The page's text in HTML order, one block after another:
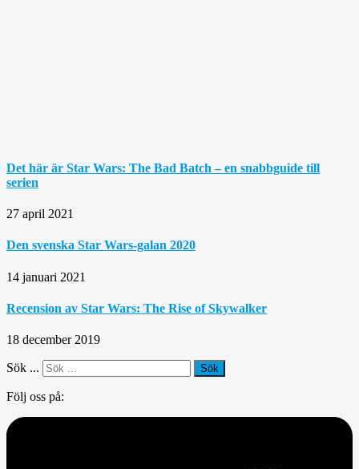
Det här är Star Wars: The Bad Batch – en snabbguide till
serien
27 april 2021
Den svenska Star Wars-galan 2020
14 januari 2021
Recension av Star Wars: The Rise of Skywalker
18 december 2019
Sök ... Sök
Följ oss på: